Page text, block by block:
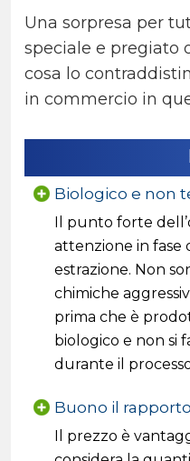
Una sorpresa per
speciale e pregiato
cosa lo
in commercio in
Biologico e non
Il punto forte
attenzione in fase
estrazione. Non
chimiche
prima che è
biologico e non si
durante il
Buono il
Il prezzo è